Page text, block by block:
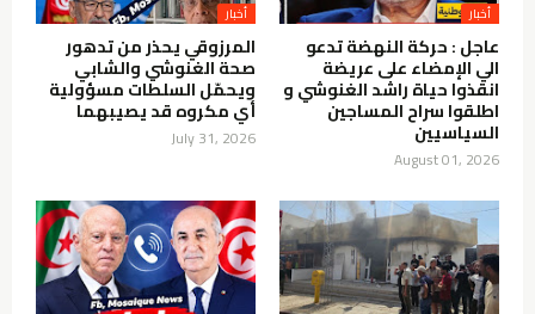
أخبار
عاجل : حركة النهضة تدعو
الي الإمضاء على عريضة
انقذوا حياة راشد الغنوشي و
اطلقوا سراح المساجين
السياسيين
August 01, 2026
أخبار
المرزوقي يحذر من تدهور
صحة الغنوشي والشابي
ويحمّل السلطات مسؤولية
أي مكروه قد يصيبهما
July 31, 2026